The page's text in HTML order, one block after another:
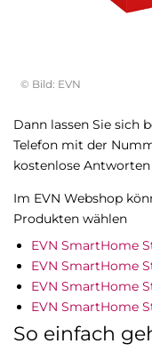
© Bild: EVN
Dann lassen Sie sich
Telefon mit der
kostenlose
Im EVN Webshop
Produkten wählen
EVN SmartHome
EVN SmartHome
EVN SmartHome
EVN SmartHome
So einfach